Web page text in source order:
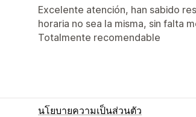
Excelente atención, han sabido
horaria no sea la misma, sin falta
Totalmente recomendable
นโยบายความเป็นส่วนตัว